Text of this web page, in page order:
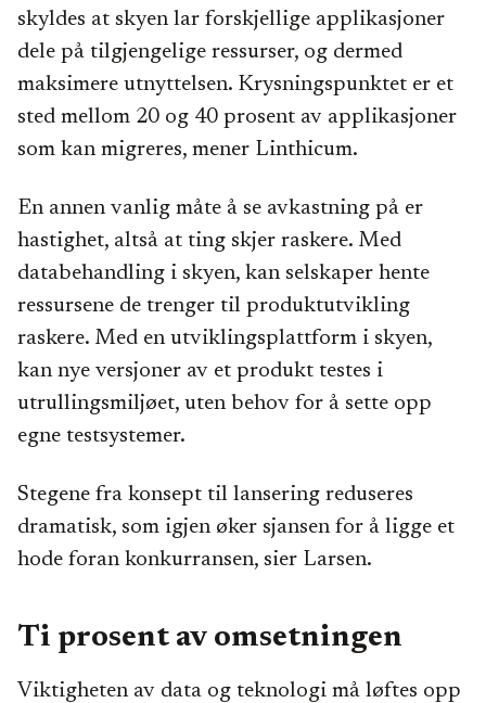
skyldes at skyen lar forskjellige applikasjoner
dele på tilgjengelige ressurser, og dermed
maksimere utnyttelsen. Krysningspunktet er et
sted mellom 20 og 40 prosent av applikasjoner
som kan migreres, mener Linthicum.
En annen vanlig måte å se avkastning på er
hastighet, altså at ting skjer raskere. Med
databehandling i skyen, kan selskaper hente
ressursene de trenger til produktutvikling
raskere. Med en utviklingsplattform i skyen,
kan nye versjoner av et produkt testes i
utrullingsmiljøet, uten behov for å sette opp
egne testsystemer.
Stegene fra konsept til lansering reduseres
dramatisk, som igjen øker sjansen for å ligge et
hode foran konkurransen, sier Larsen.
Ti prosent av omsetningen
Viktigheten av data og teknologi må løftes opp